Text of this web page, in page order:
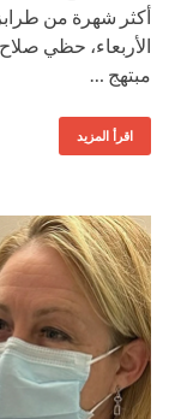
أكثر شهرة من
مبتهج …
اقرأ المزيد